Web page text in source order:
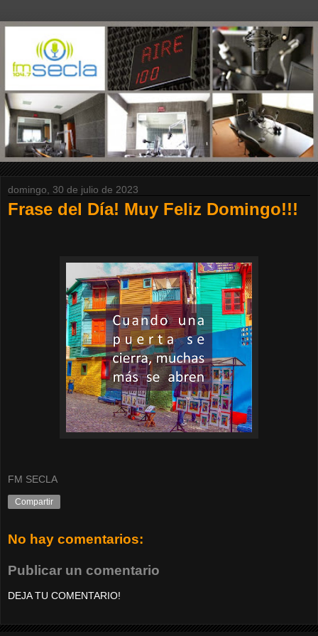
domingo, 30 de julio de 2023
Frase del Día! Muy Feliz Domingo!!!
FM SECLA
Compartir
No hay comentarios:
Publicar un comentario
DEJA TU COMENTARIO!